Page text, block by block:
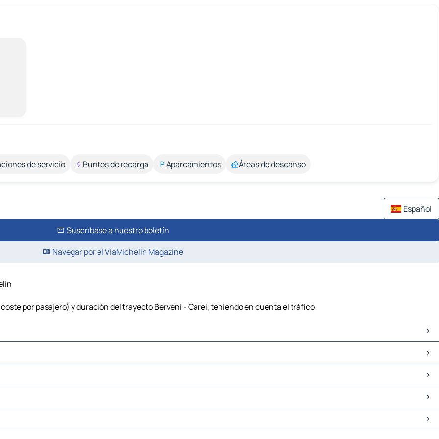
de servicio Puntos de recarga Aparcamientos Áreas de descanso
Español
Suscríbase a nuestro boletín
Navegar por el ViaMichelin Magazine
por pasajero) y duración del trayecto Berveni - Carei, teniendo en cuenta el tráfico